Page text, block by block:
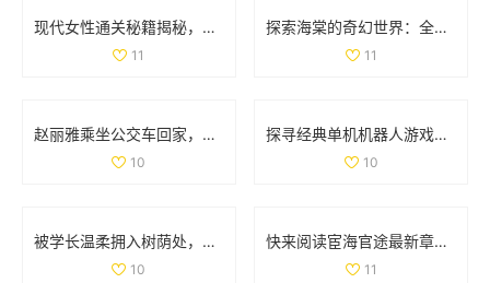
现代女性通关秘籍揭秘，如何轻松完成文字找茬挑战
11
探索海棠的奇幻世界：全新游戏体验等你来揭晓
11
赵丽雅乘坐公交车回家，展现真实亲民的一面
10
探寻经典单机机器人游戏的魅力与 nostalgia 回忆之旅
10
被学长温柔拥入树荫处，心跳加速的感人瞬间
10
快来阅读宦海官途最新章节，畅享精彩故事新篇章
11